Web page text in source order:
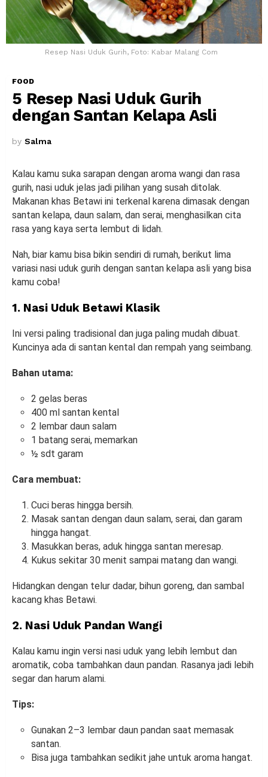
Resep Nasi Uduk Gurih, Foto: Kabar Malang Com
FOOD
5 Resep Nasi Uduk Gurih
dengan Santan Kelapa Asli
by Salma
Kalau kamu suka sarapan dengan aroma wangi dan rasa
gurih, nasi uduk jelas jadi pilihan yang susah ditolak.
Makanan khas Betawi ini terkenal karena dimasak dengan
santan kelapa, daun salam, dan serai, menghasilkan cita
rasa yang kaya serta lembut di lidah.
Nah, biar kamu bisa bikin sendiri di rumah, berikut lima
variasi nasi uduk gurih dengan santan kelapa asli yang bisa
kamu coba!
1. Nasi Uduk Betawi Klasik
Ini versi paling tradisional dan juga paling mudah dibuat.
Kuncinya ada di santan kental dan rempah yang seimbang.
Bahan utama:
2 gelas beras
400 ml santan kental
2 lembar daun salam
1 batang serai, memarkan
½ sdt garam
Cara membuat:
Cuci beras hingga bersih.
Masak santan dengan daun salam, serai, dan garam
hingga hangat.
Masukkan beras, aduk hingga santan meresap.
Kukus sekitar 30 menit sampai matang dan wangi.
Hidangkan dengan telur dadar, bihun goreng, dan sambal
kacang khas Betawi.
2. Nasi Uduk Pandan Wangi
Kalau kamu ingin versi nasi uduk yang lebih lembut dan
aromatik, coba tambahkan daun pandan. Rasanya jadi lebih
segar dan harum alami.
Tips:
Gunakan 2–3 lembar daun pandan saat memasak
santan.
Bisa juga tambahkan sedikit jahe untuk aroma hangat.